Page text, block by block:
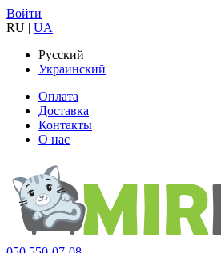
Войти
RU | UA
Русский
Украинский
Оплата
Доставка
Контакты
О нас